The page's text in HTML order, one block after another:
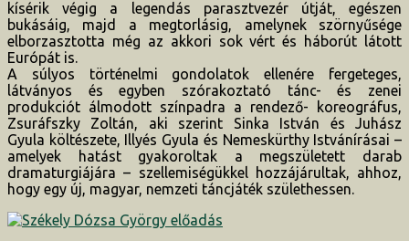
kísérik végig a legendás parasztvezér útját, egészen
bukásáig, majd a megtorlásig, amelynek szörnyűsége
elborzasztotta még az akkori sok vért és háborút látott
Európát is.
A súlyos történelmi gondolatok ellenére fergeteges,
látványos és egyben szórakoztató tánc- és zenei
produkciót álmodott színpadra a rendező- koreográfus,
Zsuráfszky Zoltán, aki szerint Sinka István és Juhász
Gyula költészete, Illyés Gyula és Nemeskürthy Istvánírásai –
amelyek hatást gyakoroltak a megszületett darab
dramaturgiájára – szellemiségükkel hozzájárultak, ahhoz,
hogy egy új, magyar, nemzeti táncjáték születhessen.